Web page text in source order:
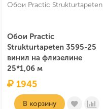
Обои Practic Strukturtapeten
Обои Practic
Strukturtapeten 3595-25
винил на флизелине
25*1,06 м
1945
В корзину